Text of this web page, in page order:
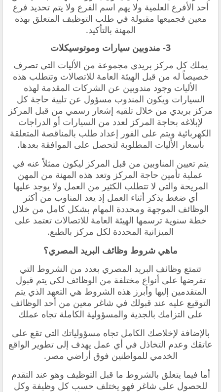
أحد الأفرع العلمية ولا يهم اسم الفرع ولا يتم تحديد فرع
معين فجميعها مقبولة في طلب التوظيف المتعلق بهذه
المهنة بالتأكيد.
3- مندوبين سيارات وموتوسيكلات
يملك كل مركز بريدي مجموعة من الأليات التي تصرف
خصيصاً له من قبل الهيئة العامة للاتصالات وتتطلب هذه
الأليات وجود مندوبين عن الشركات المقدمة لهذه
السيارات ويكون المندوب مسؤول عن تلبية حاجة كل
مركز بريدي من خلال تلقيه إشعار رسمي من قبل المركز
لإبلاغه بحاجة المركز لعدد من السيارات أو الدراجات
الكهربائية ويتم على الفور إعداد طلب بالمناقصة المتعلقة
بأسعار الأليات المطلوبة لتحصل على الموافقة بعدها.
يتم تعيين المناوبين من قبل المركز ليكون ممثلاً عنه في
عملية تأمين حاجة المركز وتعد هذه المهنة من المهن
المريحة والتي لا تتطلب الكثير من العمل ولا يوجد عليها
أي ضغط يذكر أثناء العمل إذ يعد المناوب من أكثر
الوظائف الموجهة ومحددة المهام بشكل كامل من خلال
خطة سنوية ترسمها الهيئة العامة للاتصالات تعتمد على
الميزانية المحددة لكل مركز بالطبع.
ماهي شروط وظائف البريد المصري؟
تتمتع وظائف البريد المصري بعدد من الشروط التي
تفرضها على أنواع مختلفة من الوظائف لكي يتم قبول
المتقدمين إليها وأبرز هذه الشروط هي التعهد الذي يتم
التوقيع عليه عند قبولك في شاغر معين من أحد الوظائف
على التزامك بالجدية والمسؤولية الكاملة تجاه عملك
بالإضافة لإخلاصك الكامل تجاه مسؤولياتك التي تقع على
عاتقك وعدم التخاذل في أي عمل يهدف إلى تطوير الواقع
الخدمي للمواطنين فوق أراضي مصر.
أما فيما يتعلق بالشروط ما قبل التوظيف وهو عند التقدم
للحصول على شاغر فهو يختلف حسب كل وظيفة وكل